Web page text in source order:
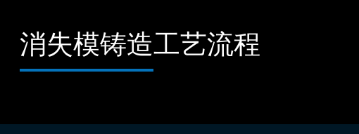
消失模铸造工艺流程